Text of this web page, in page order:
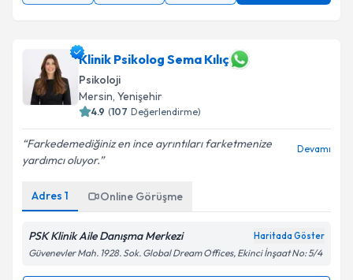
Klinik Psikolog Sema Kılıç
Psikoloji
Mersin, Yenişehir
4.9 (107 Değerlendirme)
Farkedemediğiniz en ince ayrıntıları farketmenize
yardımcı oluyor.
Devamı
Adres 1 Online Görüşme
PSK Klinik Aile Danışma Merkezi Haritada Göster
Güvenevler Mah. 1928. Sok. Global Dream Offices, Ekinci İnşaat No: 5/4